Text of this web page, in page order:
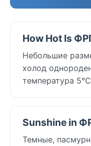
How Hot Is
Небольшие
холод
температура
Sunshine in
Темные,